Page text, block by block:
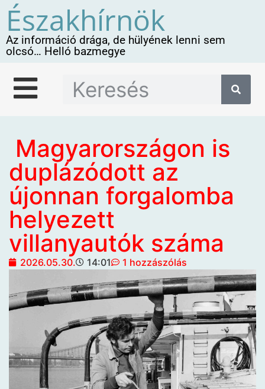
Északhírnök
Az információ drága, de hülyének lenni sem
olcsó… Helló bazmegye
Magyarországon is
duplázódott az
újonnan forgalomba
helyezett
villanyautók száma
2026.05.30. 14:01 1 hozzászólás